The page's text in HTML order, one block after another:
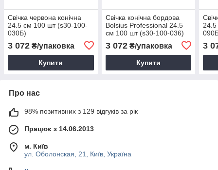
Свічка червона конічна
24.5 см 100 шт (s30-100-
030Б)
3 072 ₴/упаковка
Купити
Свічка конічна бордова
Bolsius Professional 24.5
см 100 шт (s30-100-036)
3 072₴/упаковка
Купити
3
Про нас
98% позитивних з 129 відгуків за рік
Працює з 14.06.2013
м. Київ
ул. Оболонская, 21, Київ, Україна